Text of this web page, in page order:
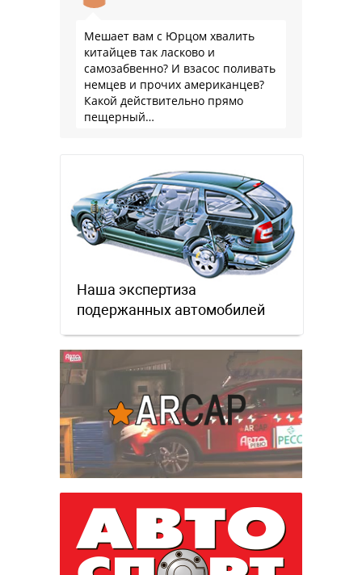
Мешает вам с Юрцом хвалить
китайцев так ласково и
самозабвенно? И взасос поливать
немцев и прочих американцев?
Какой действительно прямо
пещерный…
Наша экспертиза
подержанных автомобилей